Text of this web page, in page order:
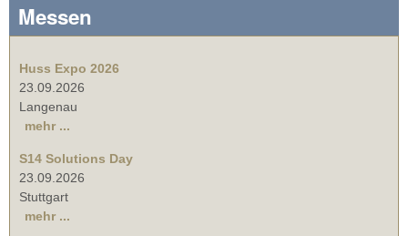
Messen
Huss Expo 2026
23.09.2026
Langenau
mehr ...
S14 Solutions Day
23.09.2026
Stuttgart
mehr ...